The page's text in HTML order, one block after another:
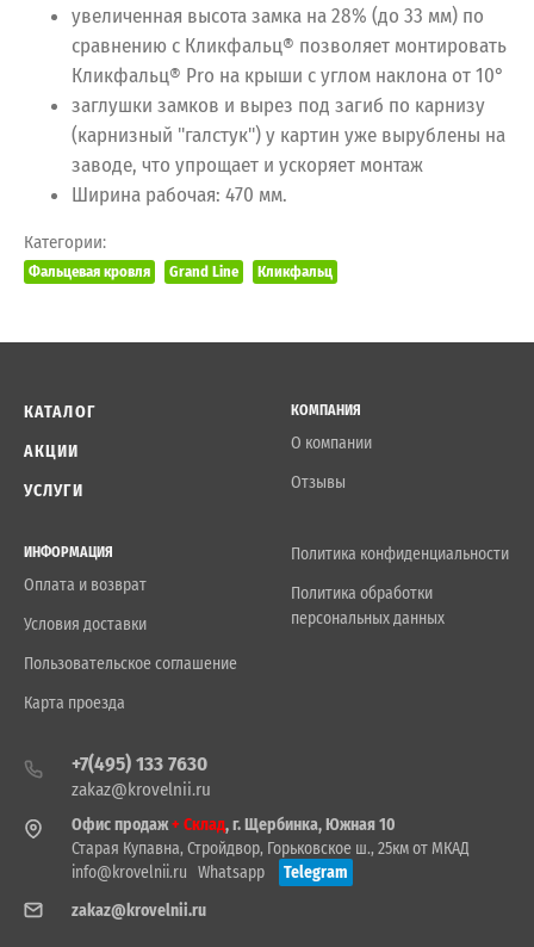
увеличенная высота замка на 28% (до 33 мм) по
сравнению с Кликфальц® позволяет монтировать
Кликфальц® Pro на крыши с углом наклона от 10°
заглушки замков и вырез под загиб по карнизу
(карнизный "галстук") у картин уже вырублены на
заводе, что упрощает и ускоряет монтаж
Ширина рабочая: 470 мм.
Категории:
Фальцевая кровля Grand Line Кликфальц
КАТАЛОГ
АКЦИИ
УСЛУГИ
КОМПАНИЯ
О компании
Отзывы
ИНФОРМАЦИЯ
Оплата и возврат
Условия доставки
Пользовательское соглашение
Карта проезда
Политика конфиденциальности
Политика обработки
персональных данных
+7(495) 133 7630
zakaz@krovelnii.ru
Офис продаж+ Склад, г. Щербинка, Южная 10
Старая Купавна, Стройдвор, Горьковское ш., 25км от МКАД
info@krovelnii.ru Whatsapp
Telegram
zakaz@krovelnii.ru